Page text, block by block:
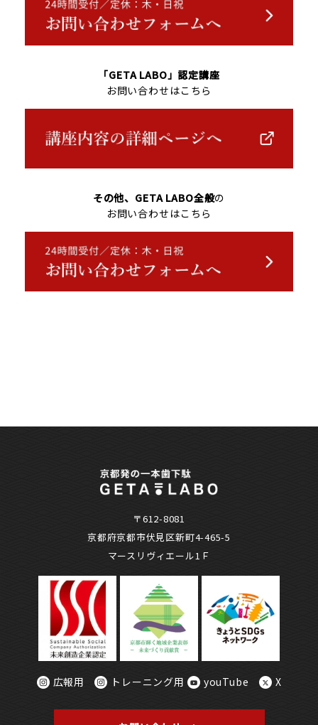
「GETA LABO」認定講座
お問い合わせはこちら
その他、GETA LABO全般の
お問い合わせはこちら
〒612-8081
京都府京都市伏見区新町4-465-5
マースリヴィエール1Ｆ
広報用 トレーニング用 youTube X